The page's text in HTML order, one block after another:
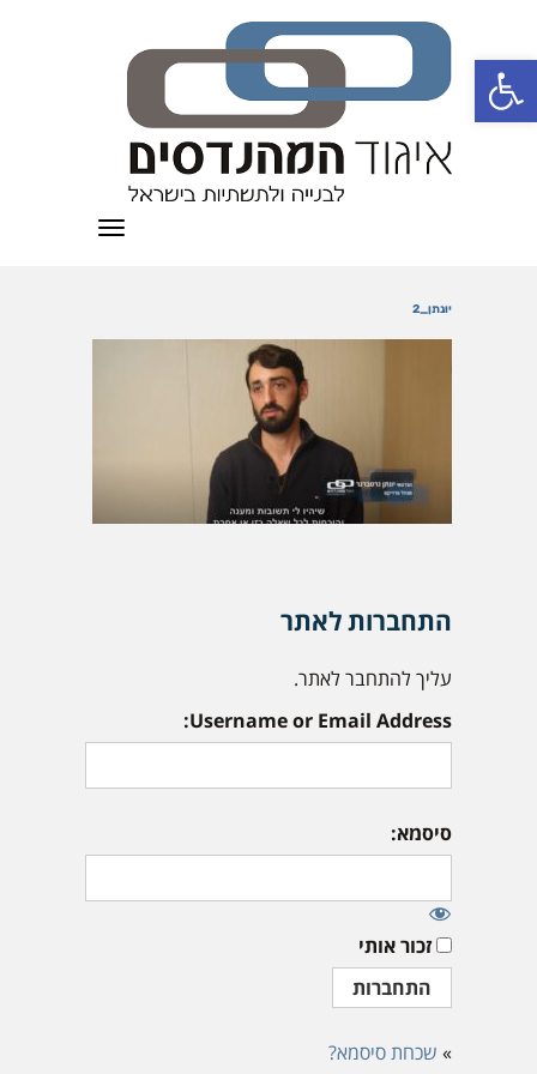
פתח סרגל נגישות
תפריט
יונתן_2
התחברות לאתר
עליך להתחבר לאתר.
Username or Email Address:
סיסמא:
זכור אותי
» שכחת סיסמא?